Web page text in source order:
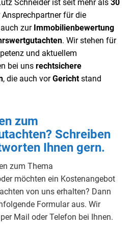
Schneider ist seit mehr als 30
für die
zur Immobilienbewertung
. Wir stehen für
und aktuellem
bei uns rechtsichere
, die auch vorGerichtstand
zum
Schreiben
Ihnen gern.
zum Thema
möchten ein Kostenangebot
von uns erhalten? Dann
Formular aus. Wir
Mail oder Telefon bei Ihnen.